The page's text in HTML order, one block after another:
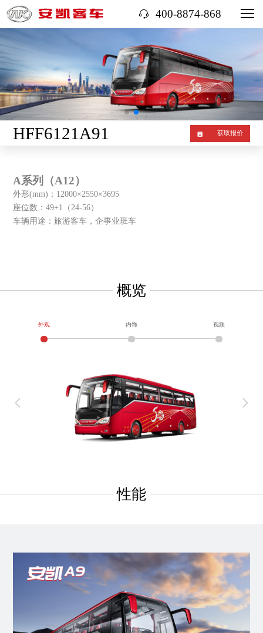
400-8874-868
HFF6121A91 获取报价
A系列（A12）
外形(mm)：12000×2550×3695
座位数：49+1（24-56）
车辆用途：旅游客车，企事业班车
概览
外观 内饰 视频
性能